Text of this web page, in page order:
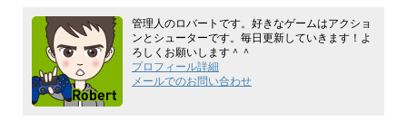
管理人のロバートです。好きなゲームはアクショ
ンとシューターです。毎日更新していきます！よ
ろしくお願いします＾＾
プロフィール詳細
メールでのお問い合わせ